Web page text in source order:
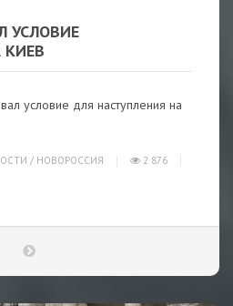
УСЛОВИЕ
КИЕВ
условие для наступления на
/ НОВОРОССИЯ
2 876